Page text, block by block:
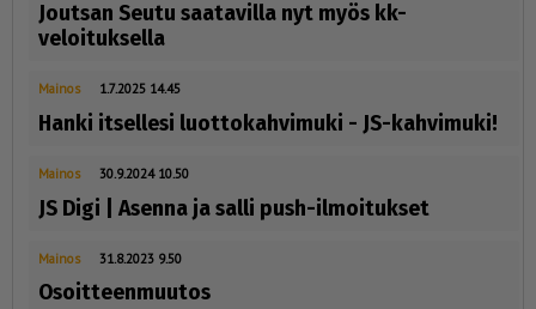
Joutsan Seutu saatavilla nyt myös kk-
veloituksella
Mainos 1.7.2025 14.45
Hanki itsellesi luottokahvimuki - JS-kahvimuki!
Mainos 30.9.2024 10.50
JS Digi | Asenna ja salli push-ilmoitukset
Mainos 31.8.2023 9.50
Osoitteenmuutos